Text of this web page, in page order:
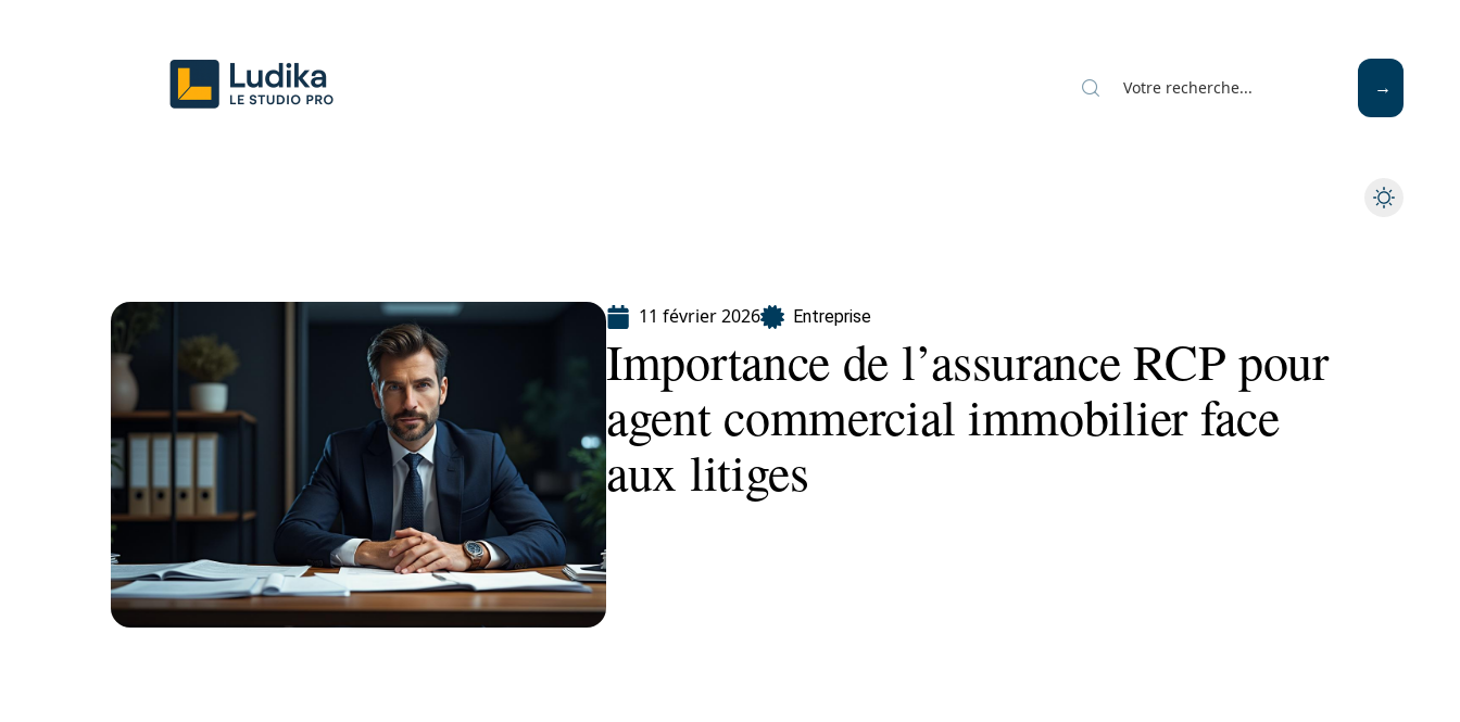
11 février 2026 Entreprise
Importance de l’assurance RCP pour
agent commercial immobilier face
aux litiges